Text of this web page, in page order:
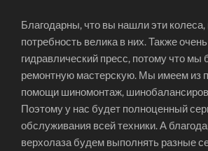
Благодарны, что вы нашли эти колеса,
потребность велика в них. Также
гидравлический пресс, потому что мы
ремонтную мастерскую. Мы имеем из
помощи шиномонтаж,
Поэтому у нас будет полноценный
обслуживания всей техники. А
верхолаза будем выполнять разные